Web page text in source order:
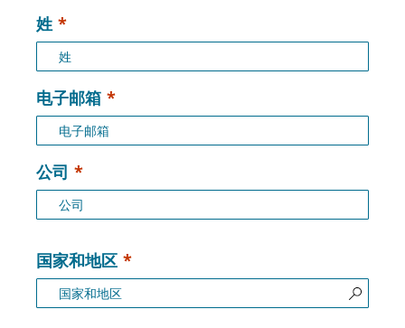
姓
电子邮箱
公司
国家和地区